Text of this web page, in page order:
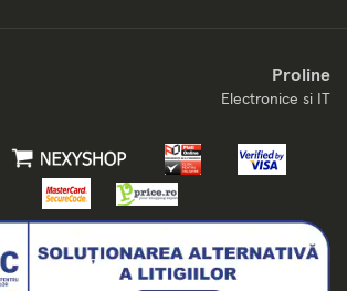
Proline
Electronice si IT